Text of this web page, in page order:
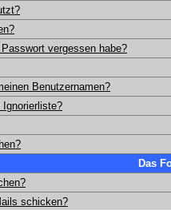
vergessen habe?
Benutzernamen?
Das
schicken?